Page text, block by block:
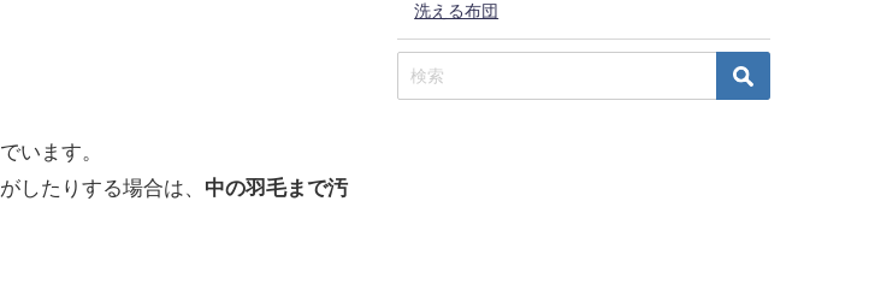
います。
したりする場合は、 中の羽毛まで汚
洗える布団